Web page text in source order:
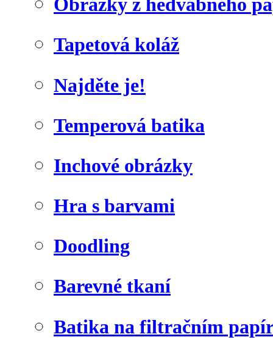
Obrázky z hedvábného
Tapetová koláž
Najděte je!
Temperová batika
Inchové obrázky
Hra s barvami
Doodling
Barevné tkaní
Batika na filtračním